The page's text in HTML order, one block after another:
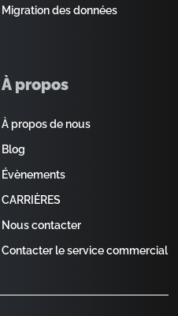
Migration des données
À propos
À propos de nous
Blog
Évènements
CARRIÈRES
Nous contacter
Contacter le service commercial